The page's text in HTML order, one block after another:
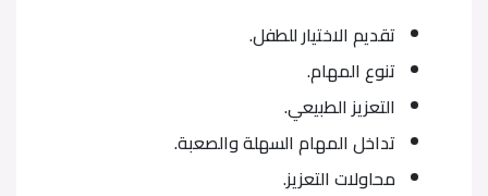
تقديم الاختيار للطفل.
تنوع المهام.
التعزيز الطبيعي.
تداخل المهام السهلة والصعبة.
محاولات التعزيز.